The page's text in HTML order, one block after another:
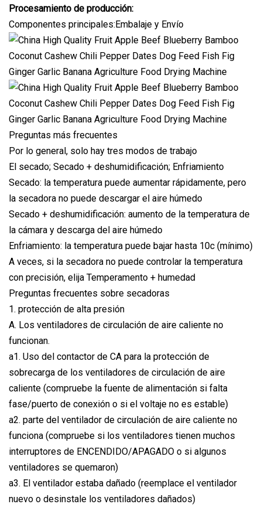
Procesamiento de producción:
Componentes principales:Embalaje y Envío
Preguntas más frecuentes
Por lo general, solo hay tres modos de trabajo
El secado; Secado + deshumidificación; Enfriamiento
Secado: la temperatura puede aumentar rápidamente, pero
la secadora no puede descargar el aire húmedo
Secado + deshumidificación: aumento de la temperatura de
la cámara y descarga del aire húmedo
Enfriamiento: la temperatura puede bajar hasta 10c (mínimo)
A veces, si la secadora no puede controlar la temperatura
con precisión, elija Temperamento + humedad
Preguntas frecuentes sobre secadoras
1. protección de alta presión
A. Los ventiladores de circulación de aire caliente no
funcionan.
a1. Uso del contactor de CA para la protección de
sobrecarga de los ventiladores de circulación de aire
caliente (compruebe la fuente de alimentación si falta
fase/puerto de conexión o si el voltaje no es estable)
a2. parte del ventilador de circulación de aire caliente no
funciona (compruebe si los ventiladores tienen muchos
interruptores de ENCENDIDO/APAGADO o si algunos
ventiladores se quemaron)
a3. El ventilador estaba dañado (reemplace el ventilador
nuevo o desinstale los ventiladores dañados)